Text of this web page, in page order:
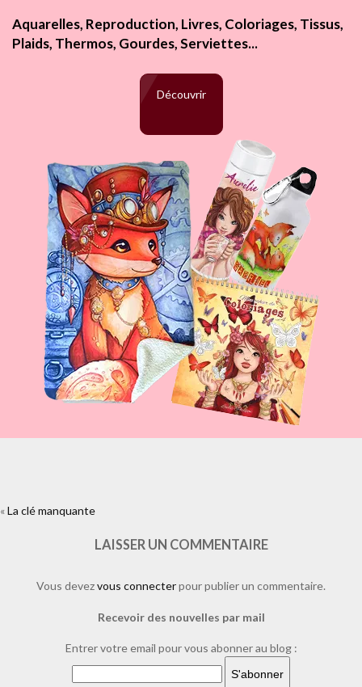
Aquarelles, Reproduction, Livres, Coloriages, Tissus,
Plaids, Thermos, Gourdes, Serviettes...
Découvrir
https://www.facebook.com/plugins/like.php?
illustrations.com%2F2011%2F11%2Fla-cle-
«La clé manquante
LAISSER UN COMMENTAIRE
Vous devezvous connecterpour publier un commentaire.
Recevoir des nouvelles par mail
Entrer votre email pour vous abonner au blog :